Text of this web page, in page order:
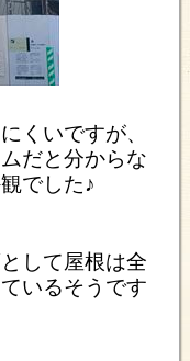
くいですが、
だと分からな
でした♪
して屋根は全
いるそうです